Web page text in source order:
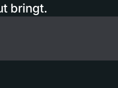
bringt.